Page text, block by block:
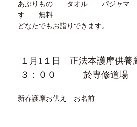
あぶりもの タオル パジャマ
す 無料
どなたでもお詣りできます。
１月 1 １日 正法本護摩
３ ：００ 於専修道場
新春護摩お供え お名前